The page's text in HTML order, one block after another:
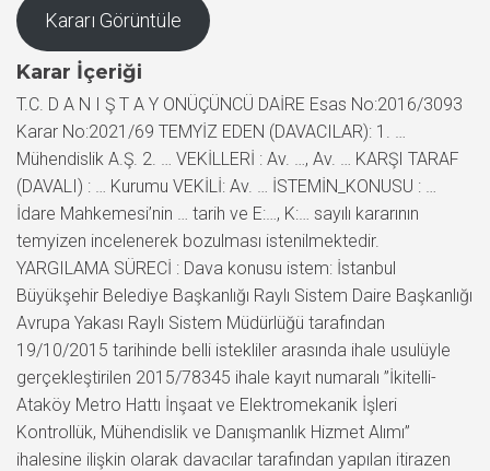
Kararı Görüntüle
Karar İçeriği
T.C. D A N I Ş T A Y ONÜÇÜNCÜ DAİRE Esas No:2016/3093
Karar No:2021/69 TEMYİZ EDEN (DAVACILAR): 1. …
Mühendislik A.Ş. 2. … VEKİLLERİ : Av. …, Av. … KARŞI TARAF
(DAVALI) : … Kurumu VEKİLİ: Av. … İSTEMİN_KONUSU : …
İdare Mahkemesi’nin … tarih ve E:…, K:… sayılı kararının
temyizen incelenerek bozulması istenilmektedir.
YARGILAMA SÜRECİ : Dava konusu istem: İstanbul
Büyükşehir Belediye Başkanlığı Raylı Sistem Daire Başkanlığı
Avrupa Yakası Raylı Sistem Müdürlüğü tarafından
19/10/2015 tarihinde belli istekliler arasında ihale usulüyle
gerçekleştirilen 2015/78345 ihale kayıt numaralı ”İkitelli-
Ataköy Metro Hattı İnşaat ve Elektromekanik İşleri
Kontrollük, Mühendislik ve Danışmanlık Hizmet Alımı”
ihalesine ilişkin olarak davacılar tarafından yapılan itirazen